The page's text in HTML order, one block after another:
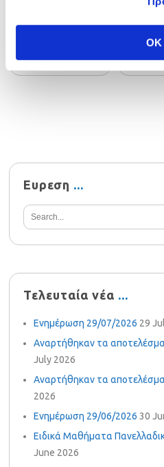
OK
foreign languages
Ευρεση
Τελευταία νέα
Ενημέρωση 29/07/2026 29
Αναρτήθηκαν τα
July 2026
Αναρτήθηκαν τα
2026
Ενημέρωση 29/06/2026 30
Ειδικά Μαθήματα
June 2026